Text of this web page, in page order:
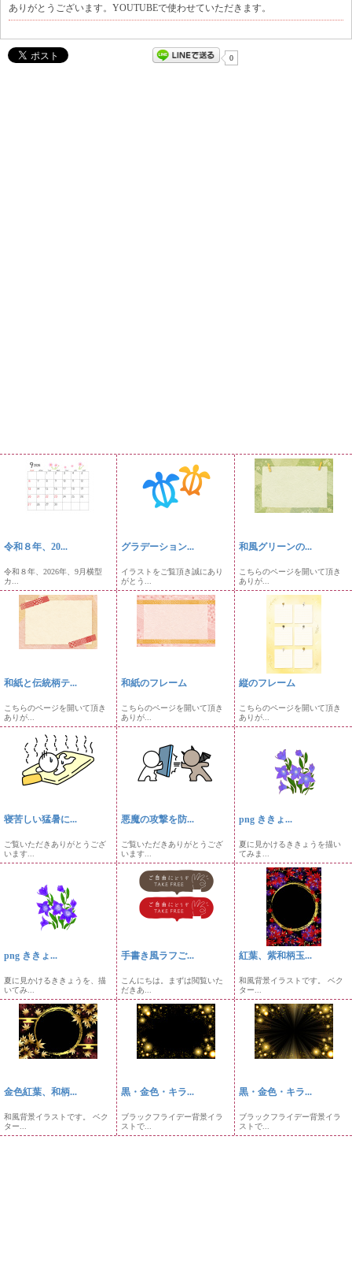
ありがとうございます。YOUTUBEで使わせていただきます。
0
令和８年、20...
令和８年、2026年、9月横型
カ...
グラデーション...
イラストをご覧頂き誠にあり
がとう...
和風グリーンの...
こちらのページを開いて頂き
ありが...
和紙と伝統柄テ...
こちらのページを開いて頂き
ありが...
和紙のフレーム
こちらのページを開いて頂き
ありが...
縦のフレーム
こちらのページを開いて頂き
ありが...
寝苦しい猛暑に...
ご覧いただきありがとうござ
います...
悪魔の攻撃を防...
ご覧いただきありがとうござ
います...
png ききょ...
夏に見かけるききょうを描い
てみま...
png ききょ...
夏に見かけるききょうを、描
いてみ...
手書き風ラフご...
こんにちは。まずは閲覧いた
だきあ...
紅葉、紫和柄玉...
和風背景イラストです。 ベク
ター...
金色紅葉、和柄...
和風背景イラストです。 ベク
ター...
黒・金色・キラ...
ブラックフライデー背景イラ
ストで...
黒・金色・キラ...
ブラックフライデー背景イラ
ストで...